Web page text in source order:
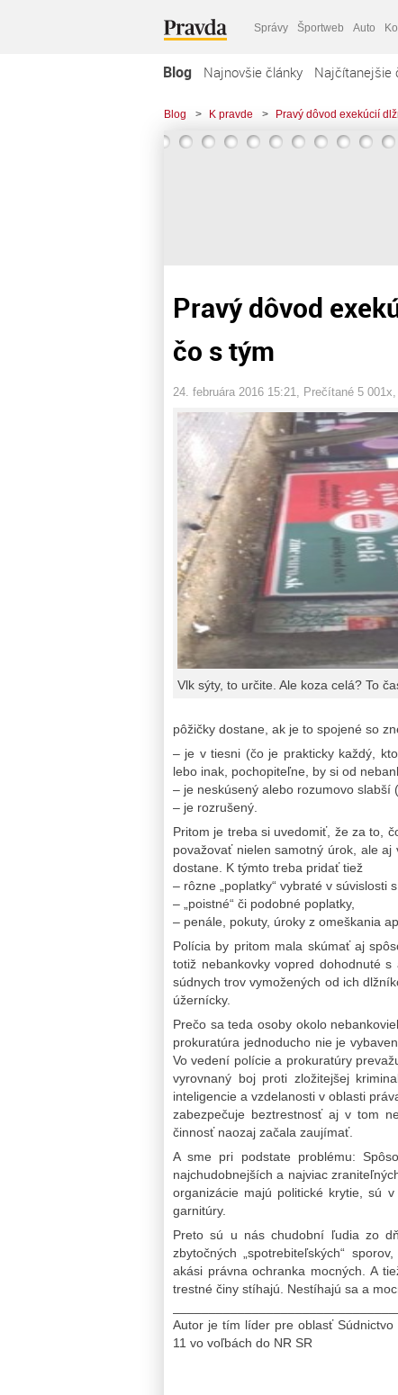
Správy Športweb Auto
Blog Najnovšie články Najčítanejšie
Blog > K pravde > Pravý dôvod exekúcií
Pravý dôvod
čo s tým
24. februára 2016 15:21 , Prečítané 5 001x,
Vlk sýty, to určite. Ale koza celá? To
pôžičky dostane, ak je to spojené so
– je v tiesni (čo je prakticky každý,
lebo inak, pochopiteľne, by si od
– je neskúsený alebo rozumovo slabší
– je rozrušený.
Pritom je treba si uvedomiť, že za to,
považovať nielen samotný úrok, ale
dostane. K týmto treba pridať tiež
– rôzne „poplatky“ vybraté v súvislosti s
– „poistné“ či podobné poplatky,
– penále, pokuty, úroky z omeškania
Polícia by pritom mala skúmať aj
totiž nebankovky vopred dohodnuté
súdnych trov vymožených od ich
úžernícky.
Prečo sa teda osoby okolo
prokuratúra jednoducho nie je
Vo vedení polície a prokuratúry
vyrovnaný boj proti zložitejšej
inteligencie a vzdelanosti v oblasti
zabezpečuje beztrestnosť aj v tom
činnosť naozaj začala zaujímať.
A sme pri podstate problému:
najchudobnejších a najviac
organizácie majú politické krytie, sú
garnitúry.
Preto sú u nás chudobní ľudia zo
zbytočných „spotrebiteľských“
akási právna ochranka mocných. A
trestné činy stíhajú. Nestíhajú sa a
Autor je tím líder pre oblasť
11 vo voľbách do NR SR